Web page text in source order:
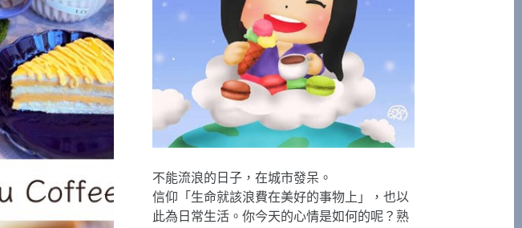
不能流浪的日子，在城市發呆。
信仰「生命就該浪費在美好的事物上」，也以
此為日常生活。你今天的心情是如何的呢？熟